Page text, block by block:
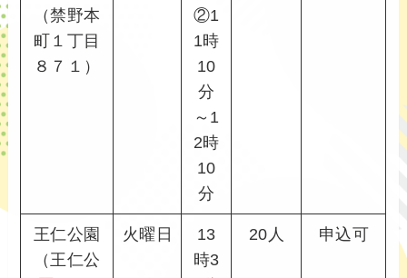
（禁野本
町１丁目
８７１）
②1
1時
10
分
～1
2時
10
分
王仁公園
（王仁公
火曜日
13
時3
20人 申込可